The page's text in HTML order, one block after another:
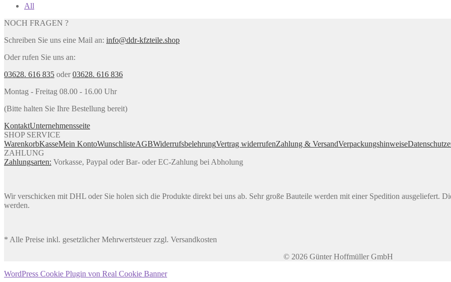
All
NOCH FRAGEN ?
Schreiben Sie uns eine Mail an: info@ddr-kfzteile.shop
Oder rufen Sie uns an:
03628. 616 835 oder03628. 616 836
Montag - Freitag 08.00 - 16.00 Uhr
(Bitte halten Sie Ihre Bestellung bereit)
KontaktUnternehmensseite
SHOP SERVICE
WarenkorbKasseMein KontoWunschlisteAGBWiderrufsbelehrungVertrag widerrufenZahlung & VersandVerpackungshinweise
ZAHLUNG
Zahlungsarten: Vorkasse, Paypal oder Bar- oder EC-Zahlung bei Abholung
Wir verschicken mit DHL oder Sie holen sich die Produkte direkt bei uns ab. Sehr große Bauteile werden mit einer Spedition ausgeliefert.
werden.
* Alle Preise inkl. gesetzlicher Mehrwertsteuer zzgl. Versandkosten
© 2026 Günter Hoffmüller GmbH
WordPress Cookie Plugin von Real Cookie Banner